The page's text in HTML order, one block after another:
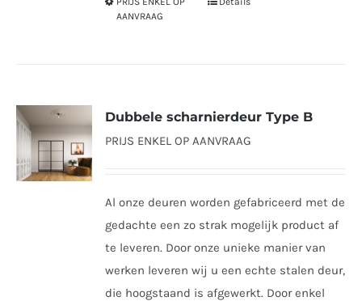
AANVRAAG
Dit
Deze
optie
worden
op
de
productpagina
Dubbele scharnierdeur Type B
PRIJS ENKEL OP AANVRAAG
Al onze deuren worden gefabriceerd met de
gedachte een zo strak mogelijk product af
te leveren. Door onze unieke manier van
werken leveren wij u een echte stalen deur,
die hoogstaand is afgewerkt. Door enkel